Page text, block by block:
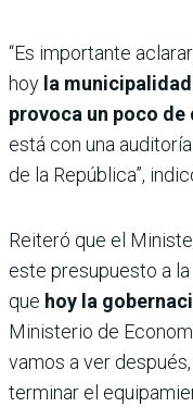
“Es importante
hoy la
provoca un poco de
está con una
de la República”,
Reiteró que el
este presupuesto a
que hoy la
Ministerio de
vamos a ver
terminar el